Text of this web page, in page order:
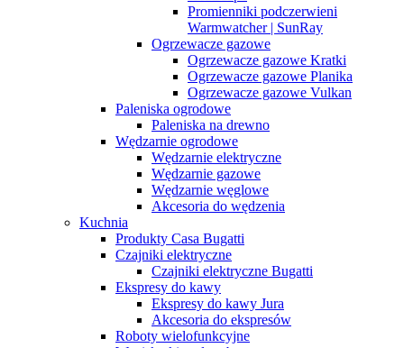
Promienniki podczerwieni
Warmwatcher | SunRay
Ogrzewacze gazowe
Ogrzewacze gazowe Kratki
Ogrzewacze gazowe Planika
Ogrzewacze gazowe Vulkan
Paleniska ogrodowe
Paleniska na drewno
Wędzarnie ogrodowe
Wędzarnie elektryczne
Wędzarnie gazowe
Wędzarnie węglowe
Akcesoria do wędzenia
Kuchnia
Produkty Casa Bugatti
Czajniki elektryczne
Czajniki elektryczne Bugatti
Ekspresy do kawy
Ekspresy do kawy Jura
Akcesoria do ekspresów
Roboty wielofunkcyjne